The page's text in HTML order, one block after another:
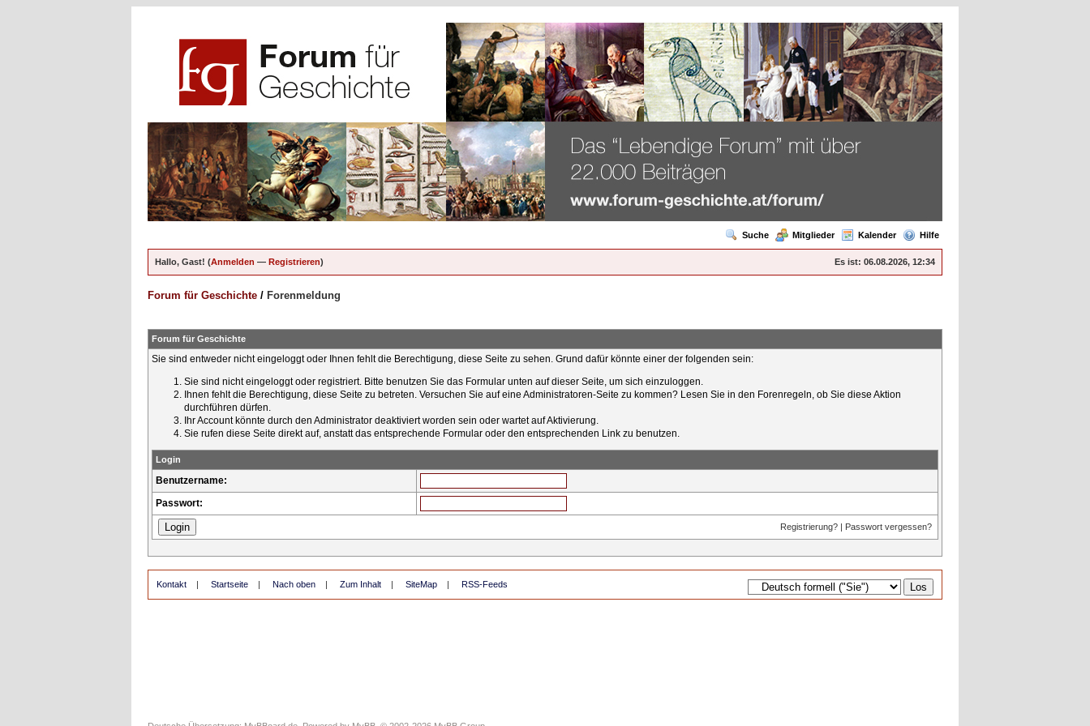
Suche Mitglieder Kalender Hilfe
Es ist: 06.08.2026, 12:34
Hallo, Gast! (Anmelden — Registrieren)
Forum für Geschichte / Forenmeldung
Forum für Geschichte
Sie sind entweder nicht eingeloggt oder Ihnen fehlt die Berechtigung, diese Seite zu sehen. Grund dafür könnte einer der folgenden sein:
Sie sind nicht eingeloggt oder registriert. Bitte benutzen Sie das Formular unten auf dieser Seite, um sich einzuloggen.
Ihnen fehlt die Berechtigung, diese Seite zu betreten. Versuchen Sie auf eine Administratoren-Seite zu kommen? Lesen Sie in den Forenregeln, ob Sie diese Aktion
durchführen dürfen.
Ihr Account könnte durch den Administrator deaktiviert worden sein oder wartet auf Aktivierung.
Sie rufen diese Seite direkt auf, anstatt das entsprechende Formular oder den entsprechenden Link zu benutzen.
Login
Benutzername:
Passwort:
Registrierung? | Passwort vergessen?
Kontakt | Startseite | Nach oben | Zum Inhalt | SiteMap | RSS-Feeds